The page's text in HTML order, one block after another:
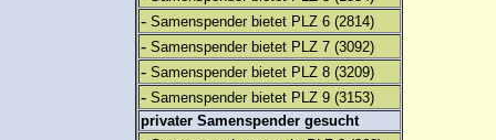
- Samenspender bietet PLZ 6 (2814)
- Samenspender bietet PLZ 7 (3092)
- Samenspender bietet PLZ 8 (3209)
- Samenspender bietet PLZ 9 (3153)
privater Samenspender gesucht